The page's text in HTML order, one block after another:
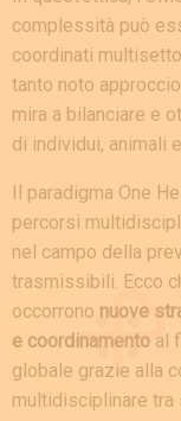
complessità può
coordinati
tanto noto approccio
mira a bilanciare e
di individui, animali
Il paradigma One
percorsi
nel campo della
trasmissibili. Ecco
occorrono nuove
e coordinamento al
globale grazie alla
multidisciplinare